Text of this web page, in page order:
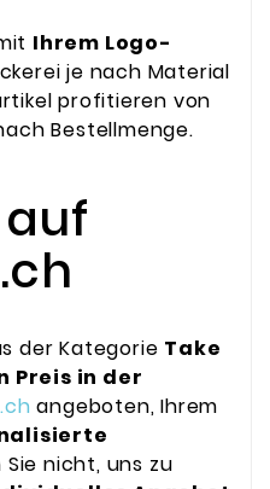
Ihrem Logo-
je nach Material
profitieren von
Bestellmenge.
der Kategorie Take
Preis in der
angeboten, Ihrem
Sie nicht, uns zu